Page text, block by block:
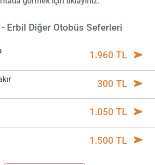
Erbil Diğer Otobüs Seferleri
1.960 TL
300 TL
1.050 TL
1.500 TL